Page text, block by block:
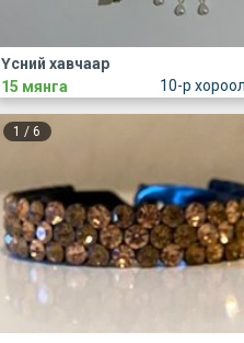
10-р
Үсний хавчаар
15 мянга
1 /6